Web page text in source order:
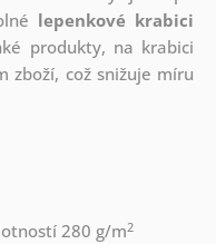
lepenkové krabici
produkty, na krabici
zboží, což snižuje míru
280 g/m2